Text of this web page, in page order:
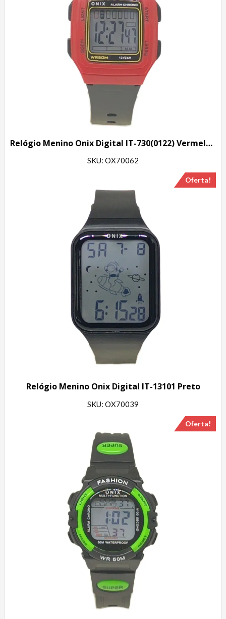
Relógio Menino Onix Digital IT-730(0122) Vermelho e Preto
SKU: OX70062
Oferta!
Relógio Menino Onix Digital IT-13101 Preto
SKU: OX70039
Oferta!